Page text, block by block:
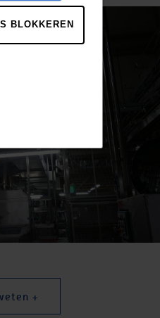
+
BLOKKEREN